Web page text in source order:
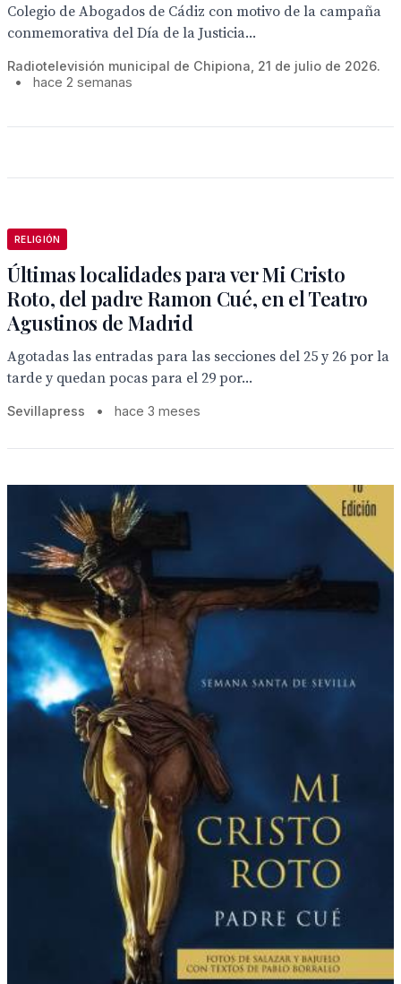
Colegio de Abogados de Cádiz con motivo de la campaña
conmemorativa del Día de la Justicia...
Radiotelevisión municipal de Chipiona, 21 de julio de 2026.
•
hace 2 semanas
RELIGIÓN
Últimas localidades para ver Mi Cristo
Roto, del padre Ramon Cué, en el Teatro
Agustinos de Madrid
Agotadas las entradas para las secciones del 25 y 26 por la
tarde y quedan pocas para el 29 por...
Sevillapress • hace 3 meses